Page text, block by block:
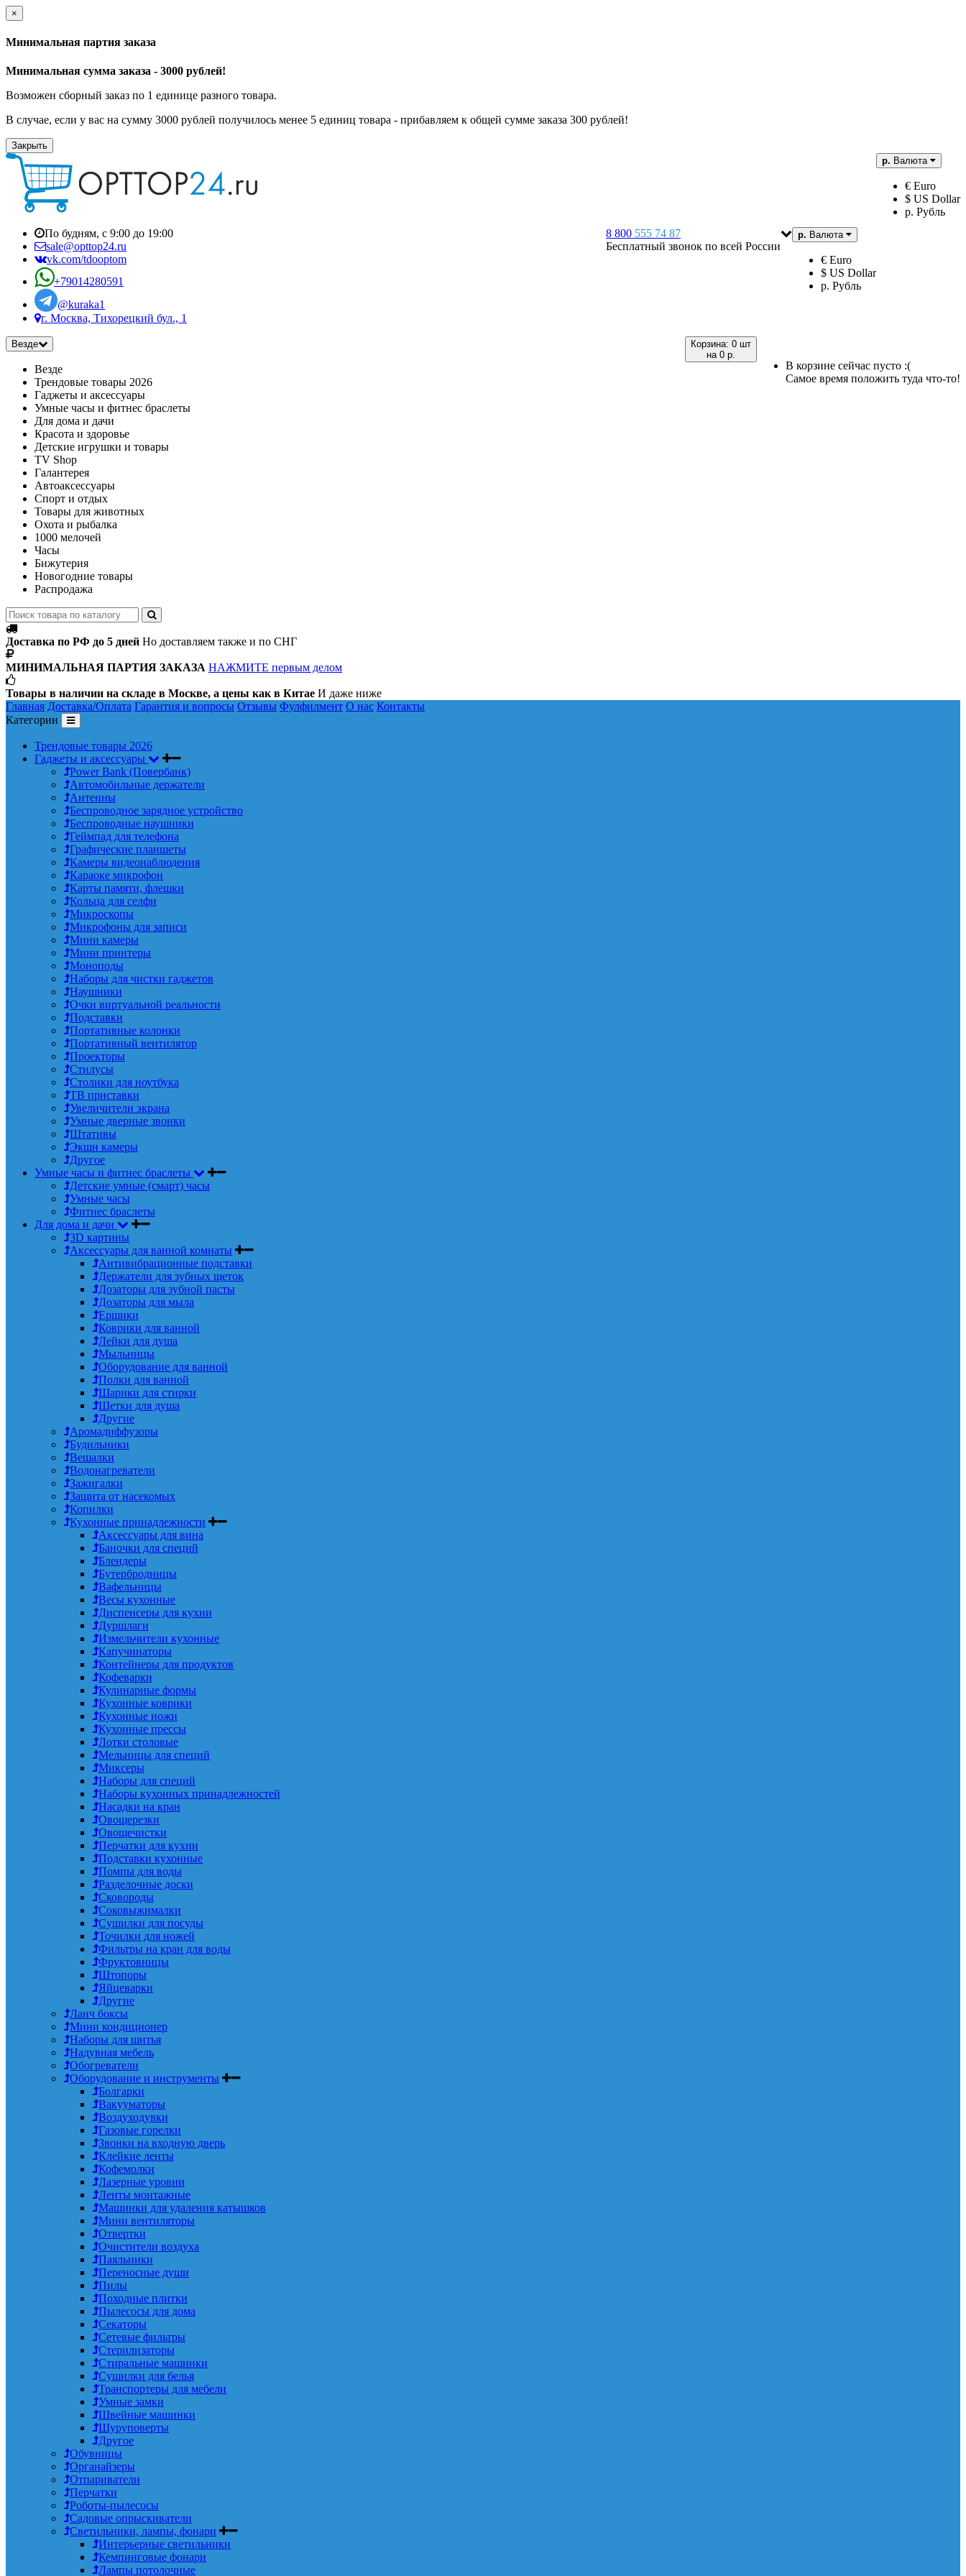
×
Минимальная партия заказа
Минимальная сумма заказа - 3000 рублей!
Возможен сборный заказ по 1 единице разного товара.
В случае, если у вас на сумму 3000 рублей получилось менее 5 единиц товара - прибавляем к общей сумме заказа 300 рублей!
Закрыть
р. Валюта
€ Euro
$ US Dollar
р. Рубль
р. Валюта
€ Euro
$ US Dollar
р. Рубль
8 800 555 74 87
Бесплатный звонок по всей России
По будням, с 9:00 до 19:00
sale@opttop24.ru
vk.com/tdooptom
+79014280591
@kuraka1
г. Москва, Тихорецкий бул., 1
Корзина: 0 шт
на 0 р.
В корзине сейчас пусто :(
Самое время положить туда что-то!
Везде
Везде
Трендовые товары 2026
Гаджеты и аксессуары
Умные часы и фитнес браслеты
Для дома и дачи
Красота и здоровье
Детские игрушки и товары
TV Shop
Галантерея
Автоаксессуары
Спорт и отдых
Товары для животных
Охота и рыбалка
1000 мелочей
Часы
Бижутерия
Новогодние товары
Распродажа
Доставка по РФ до 5 дней Но доставляем также и по СНГ
МИНИМАЛЬНАЯ ПАРТИЯ ЗАКАЗА НАЖМИТЕ первым делом
Товары в наличии на складе в Москве, а цены как в Китае И даже ниже
Главная Доставка/Оплата Гарантия и вопросы Отзывы Фулфилмент О нас Контакты
Категории
Трендовые товары 2026
Гаджеты и аксессуары
Power Bank (Повербанк)
Автомобильные держатели
Антенны
Беспроводное зарядное устройство
Беспроводные наушники
Геймпад для телефона
Графические планшеты
Камеры видеонаблюдения
Караоке микрофон
Карты памяти, флешки
Кольца для селфи
Микроскопы
Микрофоны для записи
Мини камеры
Мини принтеры
Моноподы
Наборы для чистки гаджетов
Наушники
Очки виртуальной реальности
Подставки
Портативные колонки
Портативный вентилятор
Проекторы
Стилусы
Столики для ноутбука
ТВ приставки
Увеличители экрана
Умные дверные звонки
Штативы
Экшн камеры
Другое
Умные часы и фитнес браслеты
Детские умные (смарт) часы
Умные часы
Фитнес браслеты
Для дома и дачи
3D картины
Аксессуары для ванной комнаты
Антивибрационные подставки
Держатели для зубных щеток
Дозаторы для зубной пасты
Дозаторы для мыла
Ершики
Коврики для ванной
Лейки для душа
Мыльницы
Оборудование для ванной
Полки для ванной
Шарики для стирки
Щетки для душа
Другие
Аромадиффузоры
Будильники
Вешалки
Водонагреватели
Зажигалки
Защита от насекомых
Копилки
Кухонные принадлежности
Аксессуары для вина
Баночки для специй
Блендеры
Бутербродницы
Вафельницы
Весы кухонные
Диспенсеры для кухни
Дуршлаги
Измельчители кухонные
Капучинаторы
Контейнеры для продуктов
Кофеварки
Кулинарные формы
Кухонные коврики
Кухонные ножи
Кухонные прессы
Лотки столовые
Мельницы для специй
Миксеры
Наборы для специй
Наборы кухонных принадлежностей
Насадки на кран
Овощерезки
Овощечистки
Перчатки для кухни
Подставки кухонные
Помпы для воды
Разделочные доски
Сковороды
Соковыжималки
Сушилки для посуды
Точилки для ножей
Фильтры на кран для воды
Фруктовницы
Штопоры
Яйцеварки
Другие
Ланч боксы
Мини кондиционер
Наборы для шитья
Надувная мебель
Обогреватели
Оборудование и инструменты
Болгарки
Вакууматоры
Воздуходувки
Газовые горелки
Звонки на входную дверь
Клейкие ленты
Кофемолки
Лазерные уровни
Ленты монтажные
Машинки для удаления катышков
Мини вентиляторы
Отвертки
Очистители воздуха
Паяльники
Переносные души
Пилы
Походные плитки
Пылесосы для дома
Секаторы
Сетевые фильтры
Стерилизаторы
Стиральные машинки
Сушилки для белья
Транспортеры для мебели
Умные замки
Швейные машинки
Шуруповерты
Другое
Обувницы
Органайзеры
Отпариватели
Перчатки
Роботы-пылесосы
Садовые опрыскиватели
Светильники, лампы, фонари
Интерьерные светильники
Кемпинговые фонари
Лампы потолочные